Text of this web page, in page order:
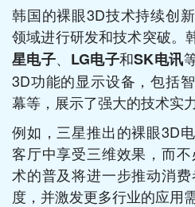
韩国的裸眼3D技术持续创
领域进行研发和技术突破。
星电子、 LG电子和SK电讯
3D功能的显示设备，包括
幕等，展示了强大的技术实力
例如，三星推出的裸眼3D
客厅中享受三维效果，而
术的普及将进一步推动消
度，并激发更多行业的应用需